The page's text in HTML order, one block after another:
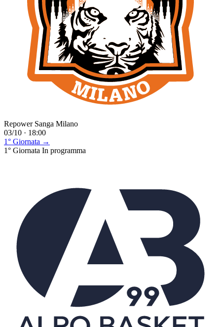
Repower Sanga Milano
03/10 · 18:00
1° Giornata →
1° Giornata In programma